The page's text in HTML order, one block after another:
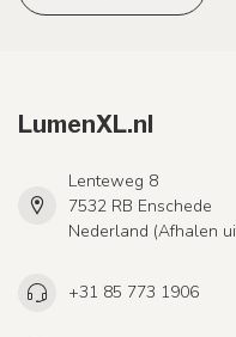
LumenXL.nl
Lenteweg 8
7532 RB Enschede
Nederland (Afhalen
+31 85 773 1906